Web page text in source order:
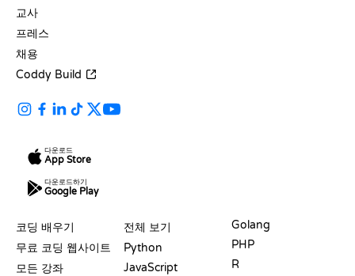
교사
프레스
채용
Coddy Build
다운로드
App Store
다운로드하기
Google Play
코딩 배우기
무료 코딩 웹사이트
모든 강좌
전체 보기
Python
JavaScript
Golang
PHP
R